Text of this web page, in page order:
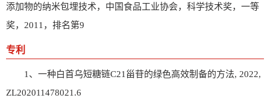
添加物的纳米包埋技术，中国食品工业协会，科学技术奖，一等
奖，2011，排名第9
专利
1、一种白首乌短糖链C21甾苷的绿色高效制备的方法, 2022,
ZL202011478021.6